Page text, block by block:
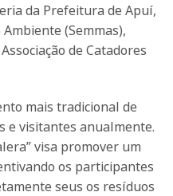
da Prefeitura de Apuí,
(Semmas),
de Catadores
mais tradicional de
e visitantes anualmente.
visa promover um
os participantes
seus os resíduos